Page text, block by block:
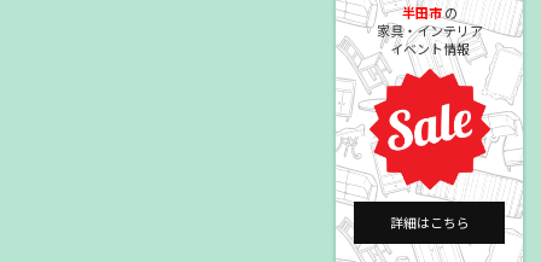
半田市の
家具・インテリア
イベント情報
詳細はこちら